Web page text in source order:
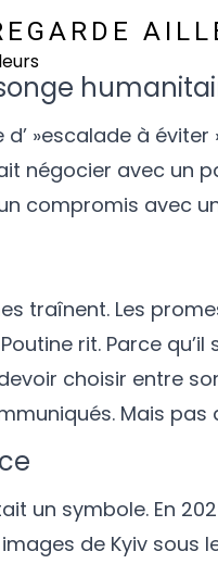
d’ »escalade à
négocier avec un
compromis avec
traînent. Les
rit. Parce qu’il
devoir choisir entre
Mais pas
un symbole. En
de Kyiv sous